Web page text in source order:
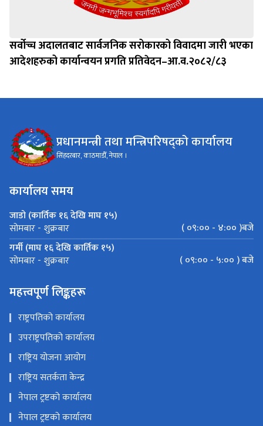
सर्वोच्च अदालतबाट सार्वजनिक सरोकारको विवादमा जारी भएका
आदेशहरुको कार्यान्वयन प्रगति प्रतिवेदन–आ.व.२०८२/८३
प्रधानमन्त्री तथा मन्त्रिपरिषद्को कार्यालय
सिंहदरबार, काठमाडौँ, नेपाल ।
कार्यालय समय
जाडो (कार्तिक १६ देखि माघ १५)
सोमबार - शुक्रबार
( ०९:०० - ४:०० )बजे
गर्मी (माघ १६ देखि कार्तिक १५)
सोमबार - शुक्रबार ( ०९:०० - ५:०० ) बजे
महत्त्वपूर्ण लिङ्कहरू
राष्ट्रपतिको कार्यालय
उपराष्ट्रपतिको कार्यालय
राष्ट्रिय योजना आयोग
राष्ट्रिय सतर्कता केन्द्र
नेपाल ट्रष्टको कार्यालय
नेपाल ट्रष्टको कार्यालय